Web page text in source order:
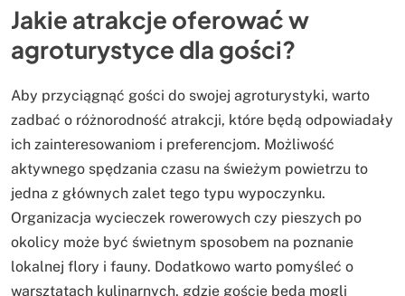
Jakie atrakcje oferować w
agroturystyce dla gości?
Aby przyciągnąć gości do swojej agroturystyki, warto
zadbać o różnorodność atrakcji, które będą odpowiadały
ich zainteresowaniom i preferencjom. Możliwość
aktywnego spędzania czasu na świeżym powietrzu to
jedna z głównych zalet tego typu wypoczynku.
Organizacja wycieczek rowerowych czy pieszych po
okolicy może być świetnym sposobem na poznanie
lokalnej flory i fauny. Dodatkowo warto pomyśleć o
warsztatach kulinarnych, gdzie goście będą mogli